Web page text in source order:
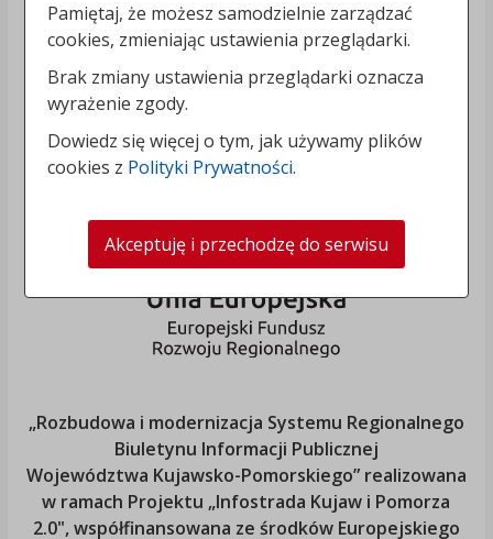
„Rozbudowa i modernizacja Systemu Regionalnego
Biuletynu Informacji Publicznej
Województwa Kujawsko-Pomorskiego” realizowana
w ramach Projektu „Infostrada Kujaw i Pomorza
2.0", współfinansowana ze środków Europejskiego
Pamiętaj, że możesz samodzielnie zarządzać
cookies, zmieniając ustawienia przeglądarki.
Brak zmiany ustawienia przeglądarki oznacza
wyrażenie zgody.
Dowiedz się więcej o tym, jak używamy plików
cookies z Polityki Prywatności.
Akceptuję i przechodzę do serwisu